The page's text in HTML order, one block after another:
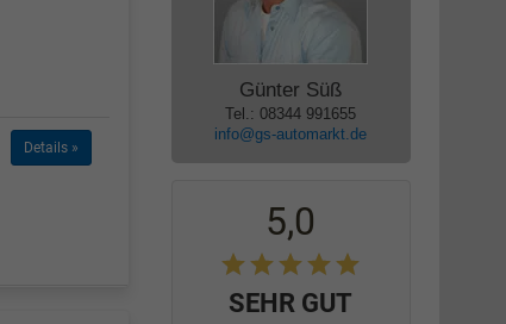
Details »
Günter Süß
Tel.: 08344 991655
info@gs-automarkt.de
5,0
SEHR GUT